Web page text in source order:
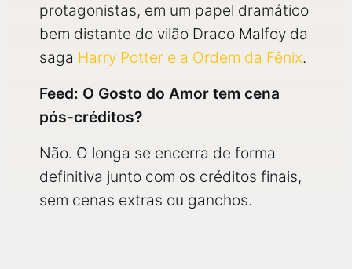
protagonistas, em um papel dramático
bem distante do vilão Draco Malfoy da
saga Harry Potter e a Ordem da Fênix.
Feed: O Gosto do Amor tem cena
pós-créditos?
Não. O longa se encerra de forma
definitiva junto com os créditos finais,
sem cenas extras ou ganchos.